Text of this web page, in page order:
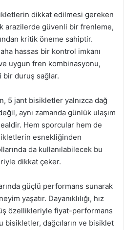
dikkat edilmesi gereken
arazilerde güvenli bir frenleme,
kritik öneme sahiptir.
hassas bir kontrol imkanı
uygun fren kombinasyonu,
duruş sağlar.
5 jant bisikletler yalnızca dağ
aynı zamanda günlük ulaşım
Hem sporcular hem de
esnekliğinden
da kullanılabilecek bu
dikkat çeker.
güçlü performans sunarak
yaşatır. Dayanıklılığı, hız
özellikleriyle fiyat-performans
bisikletler, dağcıların ve bisiklet